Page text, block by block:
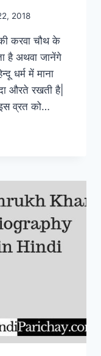
2018
करवा चौथ के
है अथवा जानेंगे
धर्म में माना
औरते रखती है|
इस व्रत को…